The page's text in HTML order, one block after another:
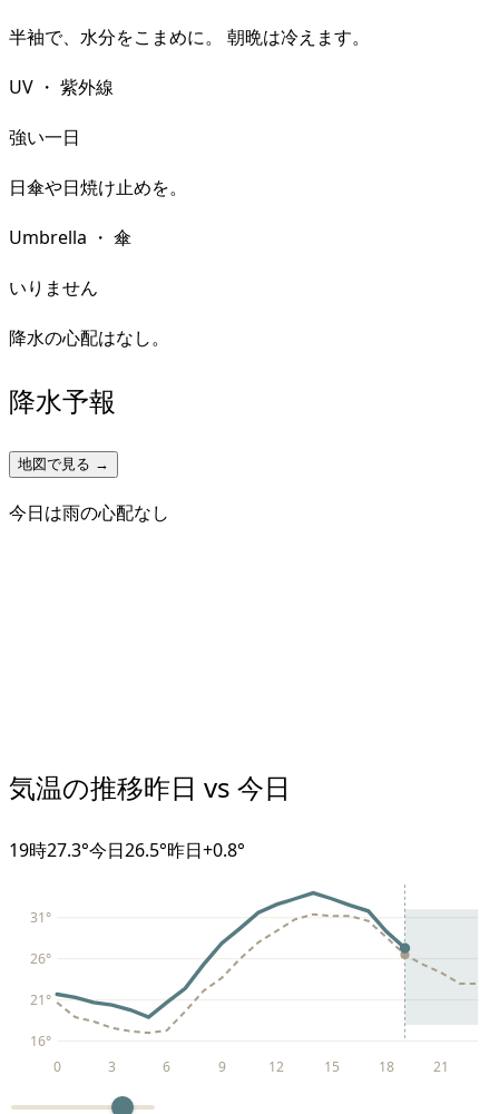
半袖で、水分をこまめに。 朝晩は冷えます。
UV ・ 紫外線
強い一日
日傘や日焼け止めを。
Umbrella ・ 傘
いりません
降水の心配はなし。
降水予報
地図で見る →
今日は雨の心配なし
気温の推移昨日 vs 今日
19時27.3°今日26.5°昨日+0.8°
16°
21°
26°
31°
0 3 6 9 12 15 18 21